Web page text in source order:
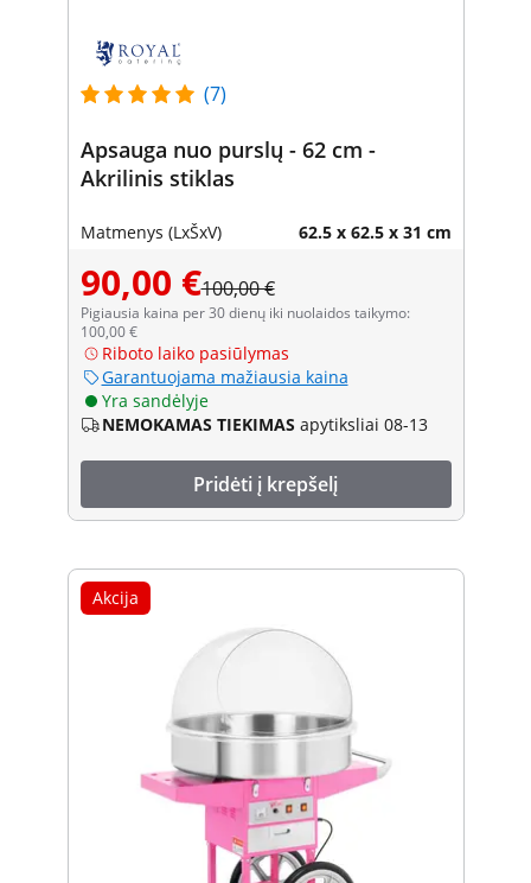
(7)
Apsauga nuo purslų - 62 cm -
Akrilinis stiklas
Matmenys (LxŠxV) 62.5 x 62.5 x 31 cm
90,00 €100,00 €
Pigiausia kaina per 30 dienų iki nuolaidos taikymo:
100,00 €
Riboto laiko pasiūlymas
Garantuojama mažiausia kaina
Yra sandėlyje
NEMOKAMAS TIEKIMAS apytiksliai 08-13
Pridėti į krepšelį
Akcija